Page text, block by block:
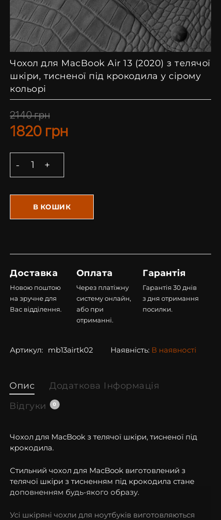
Чохол для MacBook Air 13 (2020) з телячої
шкіри, тисненої під крокодила у сірому
кольорі
2140грн
1820 грн
В КОШИК
Доставка
Новою поштою
на зручне для
Вас відділення.
Оплата
Через платіжну
систему онлайн,
або при
отриманні.
Гарантія
Гарантія 30 днів
з дня отримання
посилки.
Артикул: mb13airtk02 Наявність: В наявності
Опис
Додаткова Інформація
Відгуки
0
Чохол для MacBook з телячої шкіри, тисненої під
крокодила.
Стильний чохол для MacBook виготовлений з
телячої шкіри з тисненням під крокодила стане
доповненням будь-якого образу.
Усі шкіряні чохли для ноутбуків виготовляються